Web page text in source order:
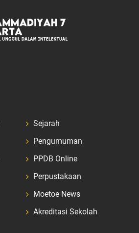
Sejarah
Pengumuman
PPDB Online
Perpustakaan
Moetoe News
Akreditasi Sekolah